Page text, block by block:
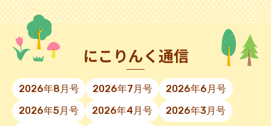
にこりんく通信
2026年8月号 2026年7月号
2026年6月号
2026年5月号
2026年4月号
2026年3月号